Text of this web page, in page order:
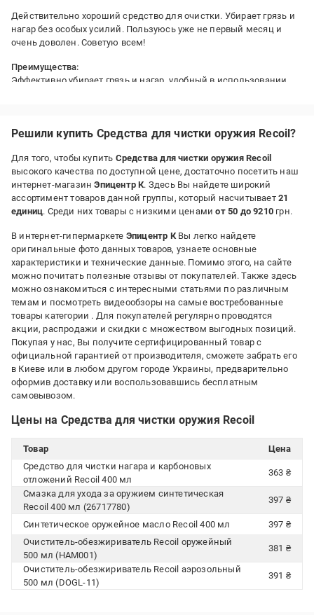
Действительно хороший средство для очистки. Убирает грязь и
нагар без особых усилий. Пользуюсь уже не первый месяц и
очень доволен. Советую всем!
Преимущества:
Эффективно убирает грязь и нагар, удобный в использовании,
Решили купить Средства для чистки оружия Recoil?
Для того, чтобы купить Средства для чистки оружия Recoil
высокого качества по доступной цене, достаточно посетить наш
интернет-магазинЭпицентр К. Здесь Вы найдете широкий
ассортимент товаров данной группы, который насчитывает21
единиц. Среди них товары с низкими ценамиот 50 до 9210 грн.
В интернет-гипермаркете Эпицентр КВы легко найдете
оригинальные фото данных товаров, узнаете основные
характеристики и технические данные. Помимо этого, на сайте
можно почитать полезные отзывы от покупателей. Также здесь
можно ознакомиться с интересными статьями по различным
темам и посмотреть видеообзоры на самые востребованные
товары категории . Для покупателей регулярно проводятся
акции, распродажи и скидки с множеством выгодных позиций.
Покупая у нас, Вы получите сертифицированный товар с
официальной гарантией от производителя, сможете забрать его
в Киеве или в любом другом городе Украины, предварительно
оформив доставку или воспользовавшись бесплатным
самовывозом.
Цены на Средства для чистки оружия Recoil
Товар
Цена
Средство для чистки нагара и карбоновых
отложений Recoil 400 мл
363 ₴
Смазка для ухода за оружием синтетическая
Recoil 400 мл (26717780)
397 ₴
Синтетическое оружейное масло Recoil 400 мл
397 ₴
Очиститель-обезжириватель Recoil оружейный
500 мл (HAM001)
381 ₴
Очиститель-обезжириватель Recoil аэрозольный
500 мл (DOGL-11)
391 ₴